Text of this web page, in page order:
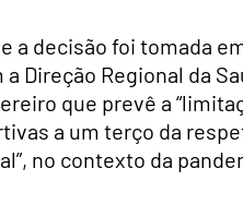
a decisão foi tomada
Direção Regional da
que prevê a
a um terço da
no contexto da